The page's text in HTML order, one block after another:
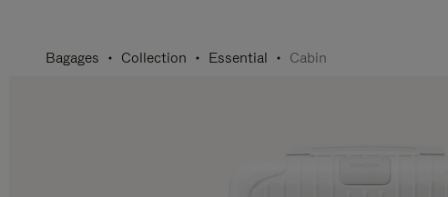
Bagages Collection Essential Cabin